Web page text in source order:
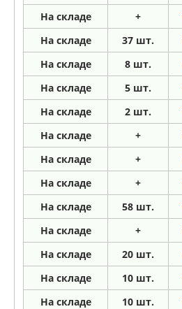
На складе +
На складе 37 шт.
На складе 8 шт.
На складе 5 шт.
На складе 2 шт.
На складе +
На складе +
На складе +
На складе 58 шт.
На складе +
На складе 20 шт.
На складе 10 шт.
На складе 10 шт.